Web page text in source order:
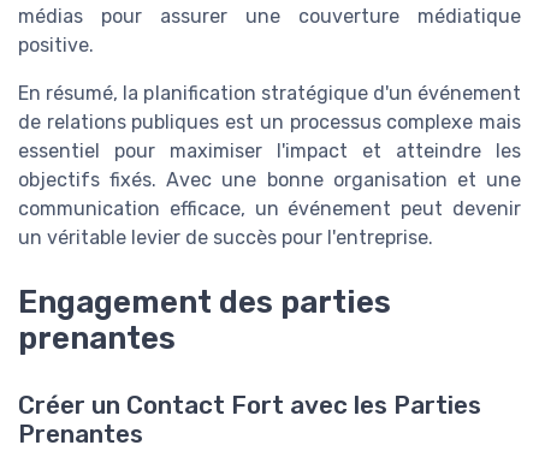
médias pour assurer une couverture médiatique
positive.
En résumé, la planification stratégique d'un événement
de relations publiques est un processus complexe mais
essentiel pour maximiser l'impact et atteindre les
objectifs fixés. Avec une bonne organisation et une
communication efficace, un événement peut devenir
un véritable levier de succès pour l'entreprise.
Engagement des parties
prenantes
Créer un Contact Fort avec les Parties
Prenantes